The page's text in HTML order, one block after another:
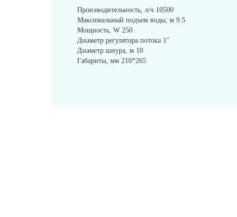
Производительность, л/ч 10500
Максимальный подъем воды, м 9.5
Мощность, W 250
Диаметр регулятора потока 1"
Диаметр шнура, м 10
Габариты, мм 210*265